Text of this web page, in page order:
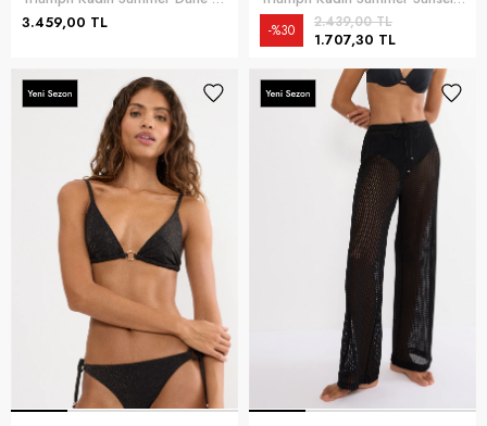
3.459,00 TL
1.707,30 TL
2.439,00 TL
%30